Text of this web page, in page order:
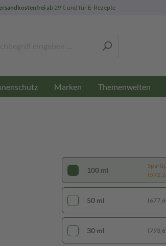
ab 29 € und für E-Rezepte
Marken Themenwelten
100 ml
50 ml
30 ml